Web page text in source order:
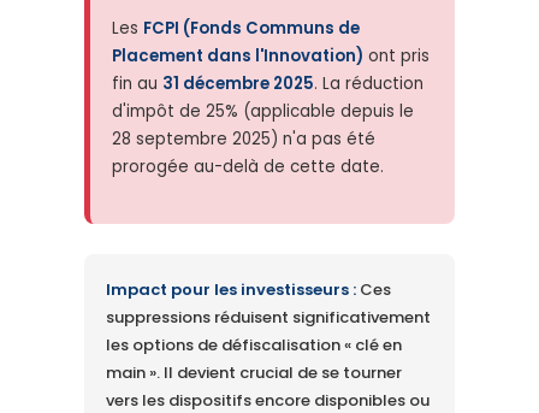
Les FCPI (Fonds Communs de
Placement dans l'Innovation) ont pris
fin au 31 décembre 2025. La réduction
d'impôt de 25% (applicable depuis le
28 septembre 2025) n'a pas été
prorogée au-delà de cette date.
Impact pour les investisseurs : Ces
suppressions réduisent significativement
les options de défiscalisation « clé en
main ». Il devient crucial de se tourner
vers les dispositifs encore disponibles ou